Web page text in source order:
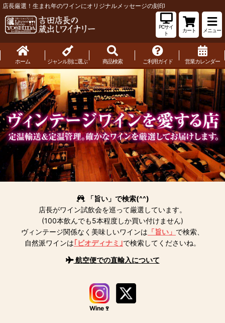
店長厳選！生まれ年のワインにオリジナルメッセージの刻印
PCサイ
ト
カート メニュー
ホーム ジャンル別に選ぶ 商品検索 ご利用ガイド 営業カレンダー
「旨い」で検索(^^)
店長がワイン試飲会を巡って厳選しています。
(100本飲んでも5本程度しか買い付けません)
ヴィンテージ関係なく美味しいワインは 「旨い」 で検索、
自然派ワインは ｢ビオディナミ｣で検索してくださいね。
航空便での直輸入について
Wine🍷